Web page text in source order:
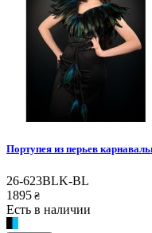
Портупея из перьев
26-623BLK-BL
1895 ₴
Есть в наличии